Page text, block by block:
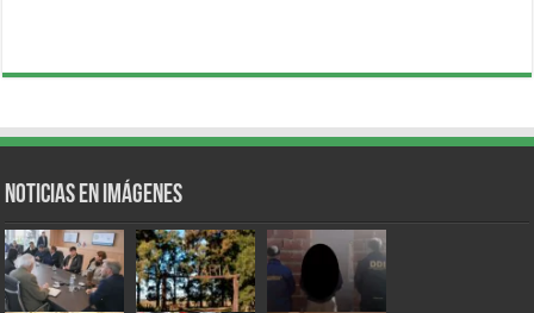
Noticias en Imágenes